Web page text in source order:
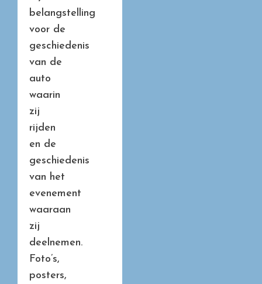
belangstelling
voor de
geschiedenis
van de
auto
waarin
zij
rijden
en de
geschiedenis
van het
evenement
waaraan
zij
deelnemen.
Foto’s,
posters,